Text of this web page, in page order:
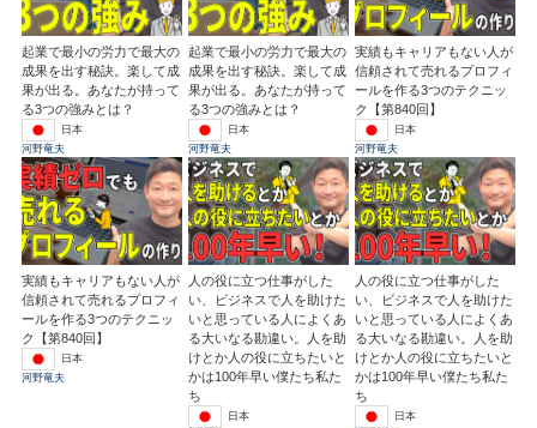
起業で最小の労力で最大の
成果を出す秘訣。楽して成
果が出る。あなたが持って
る3つの強みとは？
日本
河野竜夫
起業で最小の労力で最大の
成果を出す秘訣。楽して成
果が出る。あなたが持って
る3つの強みとは？
日本
河野竜夫
実績もキャリアもない人が
信頼されて売れるプロフィ
ールを作る3つのテクニッ
ク【第840回】
日本
河野竜夫
実績もキャリアもない人が
信頼されて売れるプロフィ
ールを作る3つのテクニッ
ク【第840回】
日本
河野竜夫
人の役に立つ仕事がした
い、ビジネスで人を助けた
いと思っている人によくあ
る大いなる勘違い。人を助
けとか人の役に立ちたいと
かは100年早い僕たち私た
ち
日本
人の役に立つ仕事がした
い、ビジネスで人を助けた
いと思っている人によくあ
る大いなる勘違い。人を助
けとか人の役に立ちたいと
かは100年早い僕たち私た
ち
日本